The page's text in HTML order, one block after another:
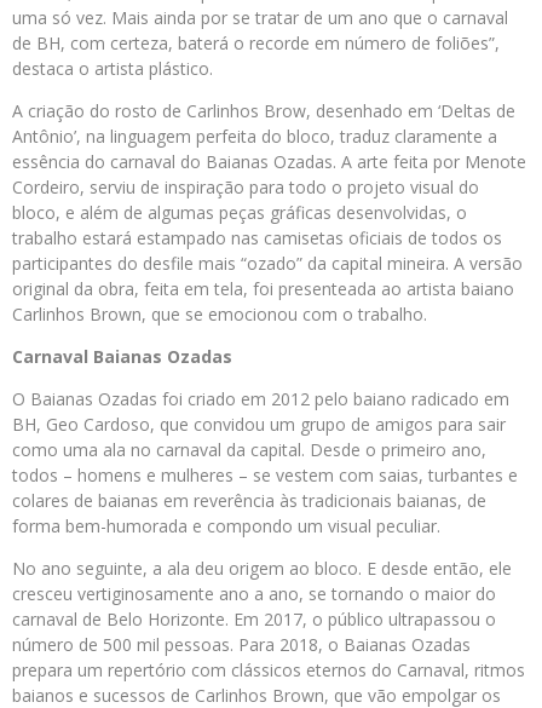
uma só vez. Mais ainda por se tratar de um ano que o carnaval
de BH, com certeza, baterá o recorde em número de foliões”,
destaca o artista plástico.
A criação do rosto de Carlinhos Brow, desenhado em ‘Deltas de
Antônio’, na linguagem perfeita do bloco, traduz claramente a
essência do carnaval do Baianas Ozadas. A arte feita por Menote
Cordeiro, serviu de inspiração para todo o projeto visual do
bloco, e além de algumas peças gráficas desenvolvidas, o
trabalho estará estampado nas camisetas oficiais de todos os
participantes do desfile mais “ozado” da capital mineira. A versão
original da obra, feita em tela, foi presenteada ao artista baiano
Carlinhos Brown, que se emocionou com o trabalho.
Carnaval Baianas Ozadas
O Baianas Ozadas foi criado em 2012 pelo baiano radicado em
BH, Geo Cardoso, que convidou um grupo de amigos para sair
como uma ala no carnaval da capital. Desde o primeiro ano,
todos – homens e mulheres – se vestem com saias, turbantes e
colares de baianas em reverência às tradicionais baianas, de
forma bem-humorada e compondo um visual peculiar.
No ano seguinte, a ala deu origem ao bloco. E desde então, ele
cresceu vertiginosamente ano a ano, se tornando o maior do
carnaval de Belo Horizonte. Em 2017, o público ultrapassou o
número de 500 mil pessoas. Para 2018, o Baianas Ozadas
prepara um repertório com clássicos eternos do Carnaval, ritmos
baianos e sucessos de Carlinhos Brown, que vão empolgar os